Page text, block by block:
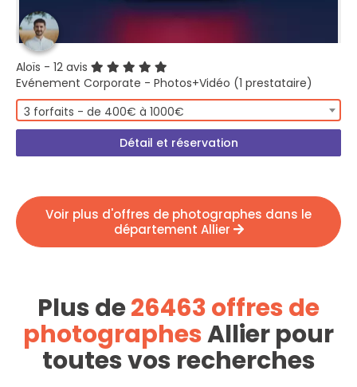
Aloïs - 12 avis
Evénement Corporate - Photos+Vidéo (1 prestataire)
3 forfaits - de 400€ à 1000€
Détail et réservation
Voir plus d'offres de photographes dans le
département Allier
Plus de26463 offres de
photographesAllier pour
toutes vos recherches